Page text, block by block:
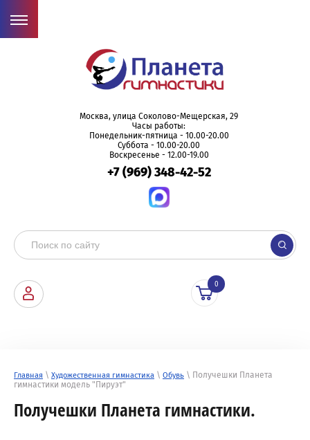
Москва, улица Соколово-Мещерская, 29
Часы работы:
Понедельник-пятница - 10.00-20.00
Суббота - 10.00-20.00
Воскресенье - 12.00-19.00
+7 (969) 348-42-52
0
Главная \ Художественная гимнастика \ Обувь \ Получешки Планета
гимнастики модель "Пируэт"
Получешки Планета гимнастики.